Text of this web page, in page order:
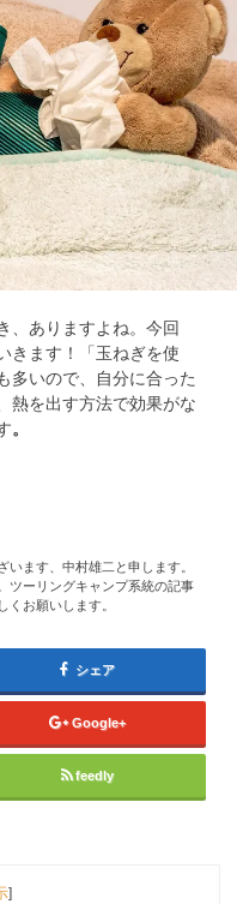
、ありますよね。今回
きます！「玉ねぎを使
多いので、自分に合った
熱を出す方法で効果がな
。
ます、中村雄二と申します。
ツーリングキャンプ系統の記事
お願いします。
シェア
Google+
feedly
]